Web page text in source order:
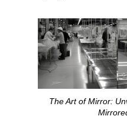
The Art of Mirror: